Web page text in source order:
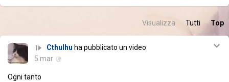
Visualizza Tutti Top
Cthulhu ha pubblicato un video
5 mar
Ogni tanto